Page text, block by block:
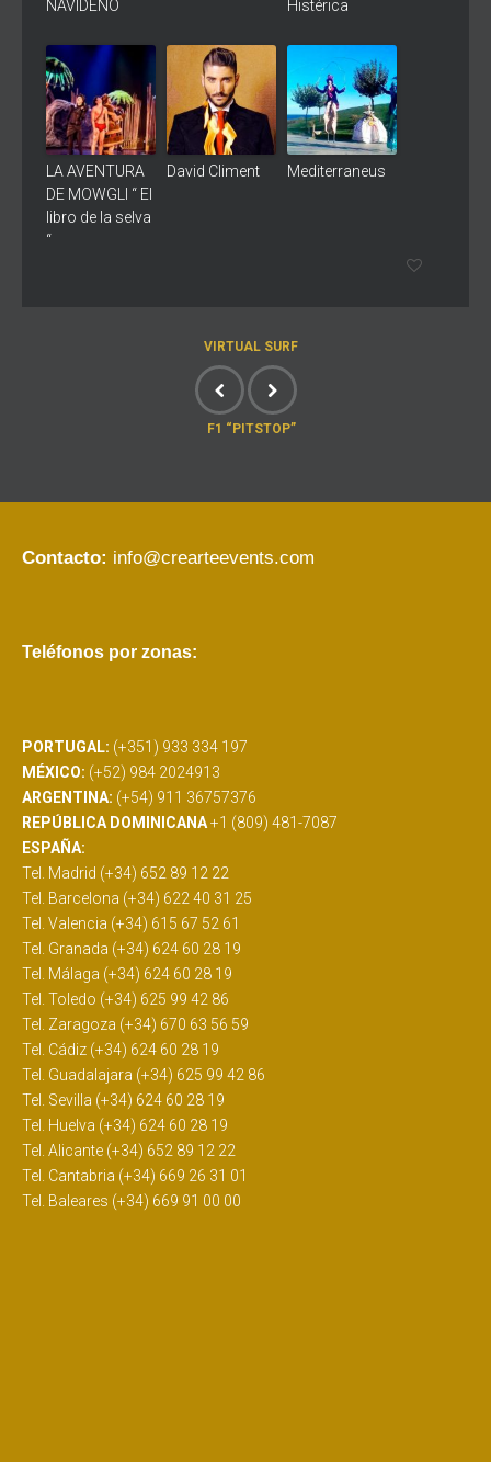
NAVIDEÑO Histérica
LA AVENTURA
DE MOWGLI “ El
libro de la selva
“
David Climent Mediterraneus
VIRTUAL SURF
F1 “PITSTOP”
Contacto: info@crearteevents.com
Teléfonos por zonas:
PORTUGAL: (+351) 933 334 197
MÉXICO: (+52) 984 2024913
ARGENTINA: (+54) 911 36757376
REPÚBLICA DOMINICANA+1 (809) 481-7087
ESPAÑA:
Tel. Madrid (+34) 652 89 12 22
Tel. Barcelona (+34) 622 40 31 25
Tel. Valencia (+34) 615 67 52 61
Tel. Granada (+34) 624 60 28 19
Tel. Málaga (+34) 624 60 28 19
Tel. Toledo (+34) 625 99 42 86
Tel. Zaragoza (+34) 670 63 56 59
Tel. Cádiz (+34) 624 60 28 19
Tel. Guadalajara (+34) 625 99 42 86
Tel. Sevilla (+34) 624 60 28 19
Tel. Huelva (+34) 624 60 28 19
Tel. Alicante (+34) 652 89 12 22
Tel. Cantabria (+34) 669 26 31 01
Tel. Baleares (+34) 669 91 00 00